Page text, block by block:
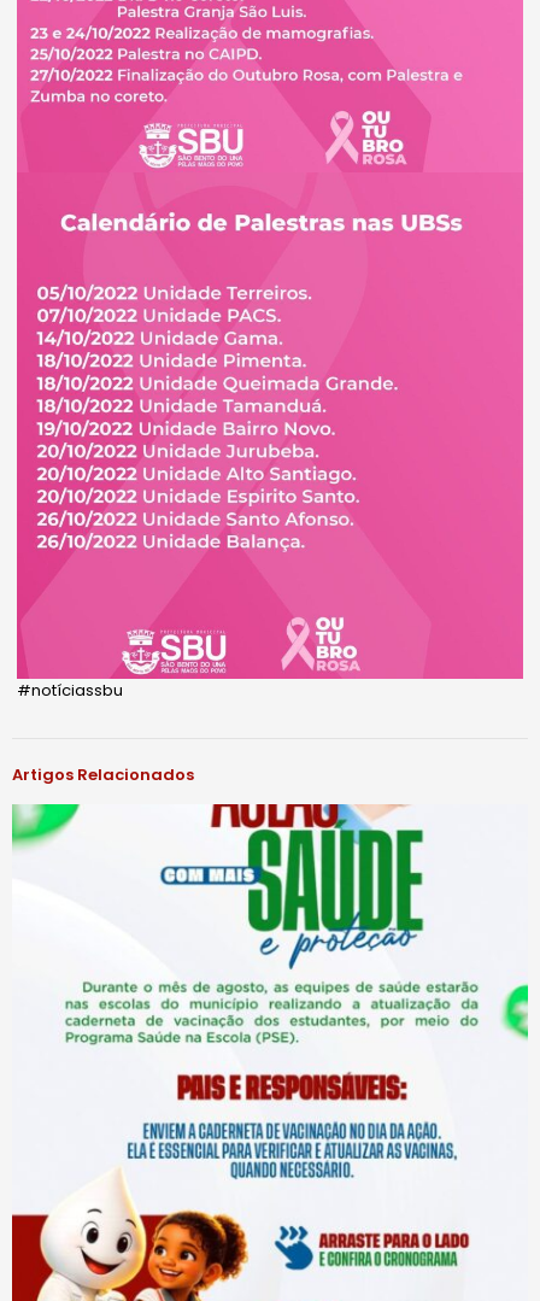
#notíciassbu
Artigos Relacionados